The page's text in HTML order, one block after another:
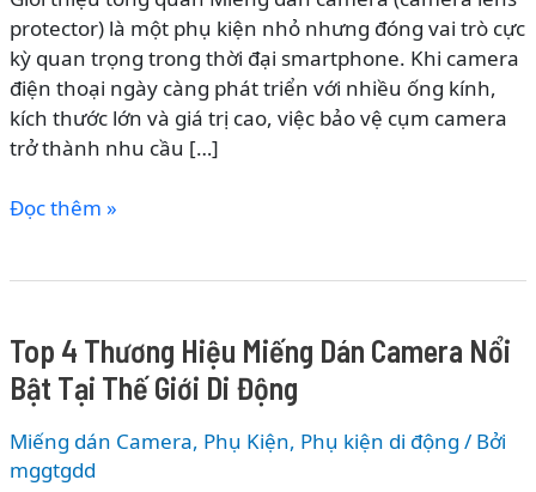
protector) là một phụ kiện nhỏ nhưng đóng vai trò cực
kỳ quan trọng trong thời đại smartphone. Khi camera
điện thoại ngày càng phát triển với nhiều ống kính,
kích thước lớn và giá trị cao, việc bảo vệ cụm camera
trở thành nhu cầu […]
Lịch
Miếng
Dán
Camera
Đọc thêm »
Top 4 Thương Hiệu Miếng Dán Camera Nổi
Bật Tại Thế Giới Di Động
Miếng dán Camera, Phụ Kiện, Phụ kiện di động / Bởi
mggtgdd